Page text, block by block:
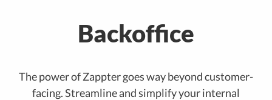
Backoffice
The power of Zappter goes way beyond customer-
facing. Streamline and simplify your internal